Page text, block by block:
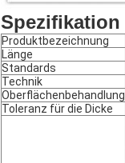
Spezifikation
Produktbezeichnung
Länge
Standards
Technik
Oberflächenbehandlung
Toleranz für die Dicke